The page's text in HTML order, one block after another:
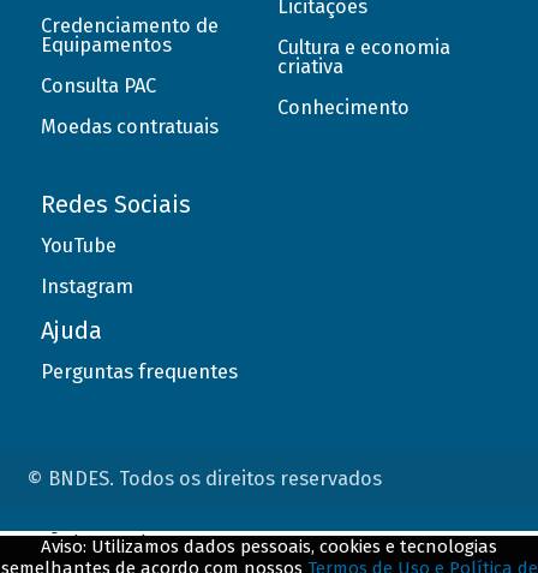
Credenciamento de
Equipamentos
Consulta PAC
Moedas contratuais
Licitações
Cultura e economia
criativa
Conhecimento
Redes Sociais
YouTube
Instagram
Ajuda
Perguntas frequentes
© BNDES. Todos os direitos reservados
Aviso: Utilizamos dados pessoais, cookies e tecnologias
semelhantes de acordo com nossos Termos de Uso e Política de
ConteÃºdo complementar